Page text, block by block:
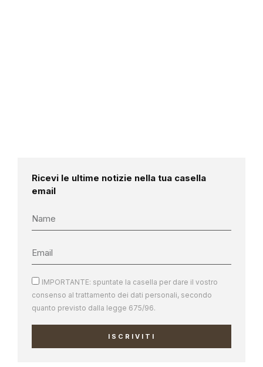
Ricevi le ultime notizie nella tua casella
email
IMPORTANTE: spuntate la casella per dare il vostro
consenso al trattamento dei dati personali, secondo
quanto previsto dalla legge 675/96.
ISCRIVITI